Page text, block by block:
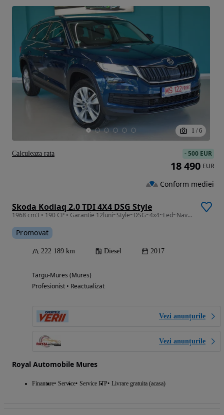
1 / 6
Skoda Kodiaq 2.0 TDI 4X4 DSG Style
1968 cm3 • 190 CP • Garantie 12luni~Style~DSG~4x4~Led~Navi~Camera
Promovat
222 189 km Diesel 2017
Targu-Mures (Mures)
Profesionist • Reactualizat
Vezi anunțurile
Vezi anunțurile
Royal Automobile Mures
Finantare Service Service ITP Livrare gratuita (acasa)
-500 EUR
18 490 EUR
Conform mediei
Calculeaza rata